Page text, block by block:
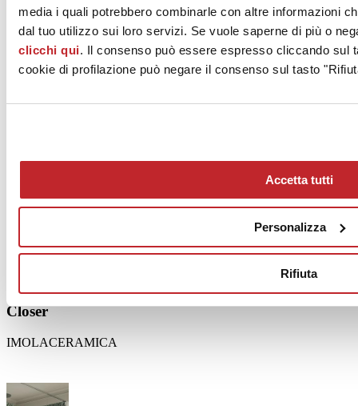
media i quali potrebbero combinarle con altre informazioni
dal tuo utilizzo sui loro servizi. Se vuole saperne di più o
clicchi qui. Il consenso può essere espresso cliccando sul
cookie di profilazione può negare il consenso sul tasto
Accetta tutti
Personalizza
Rifiuta
Forma
Closer
IMOLACERAMICA